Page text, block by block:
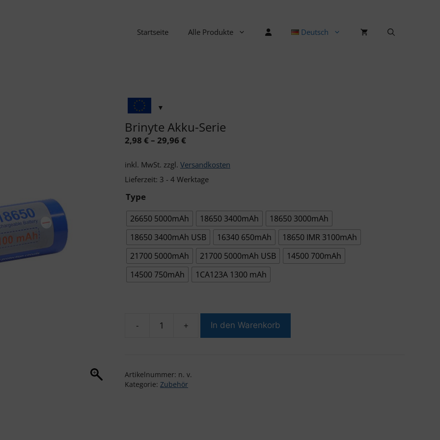
Startseite Alle Produkte Deutsch
Brinyte Akku-Serie
2,98 € – 29,96 €
inkl. MwSt. zzgl. Versandkosten
Lieferzeit: 3 - 4 Werktage
Type
26650 5000mAh 18650 3400mAh
18650 3000mAh
18650 3400mAh USB
16340 650mAh
18650 IMR 3100mAh
21700 5000mAh
21700 5000mAh USB
14500 700mAh
14500 750mAh
1CA123A 1300 mAh
- + In den Warenkorb
Artikelnummer: n. v.
Kategorie: Zubehör